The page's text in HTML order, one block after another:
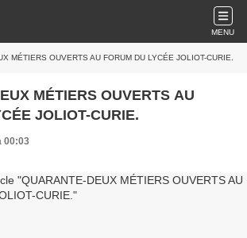
MENU
MÉTIERS OUVERTS AU FORUM DU LYCÉE JOLIOT-CURIE.
MÉTIERS OUVERTS AU
JOLIOT-CURIE.
00:03